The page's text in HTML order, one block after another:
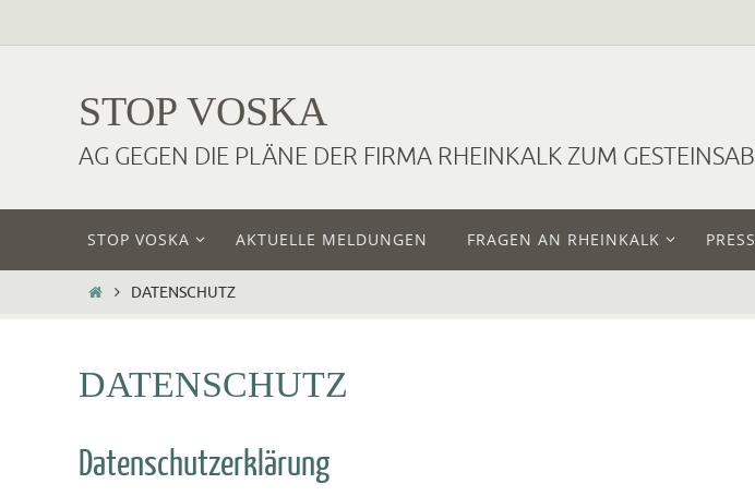
Inhalt
STOP VOSKA
AG GEGEN DIE PLÄNE DER FIRMA RHEINKALK ZUM
springen
STOP VOSKA AKTUELLE MELDUNGEN FRAGEN AN RHEINKALK
HOMEDATENSCHUTZ
DATENSCHUTZ
Datenschutzerklärung